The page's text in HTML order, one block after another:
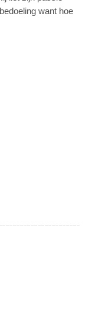
want hoe